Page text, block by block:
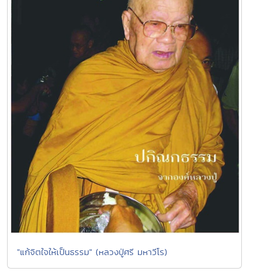
"แก้จิตใจให้เป็นธรรม" (หลวงปู่ศรี มหาวีโร)